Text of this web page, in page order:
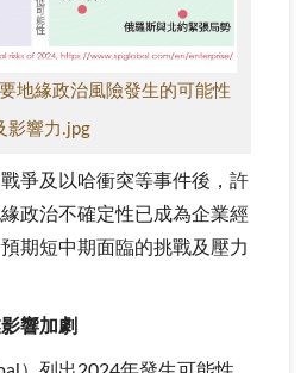
地緣政治風險發生的可能性
影響力.jpg
爭及以哈衝突等事件後，許
政治不確定性已成為企業經
期短中期面臨的挑戰及壓力
響加劇